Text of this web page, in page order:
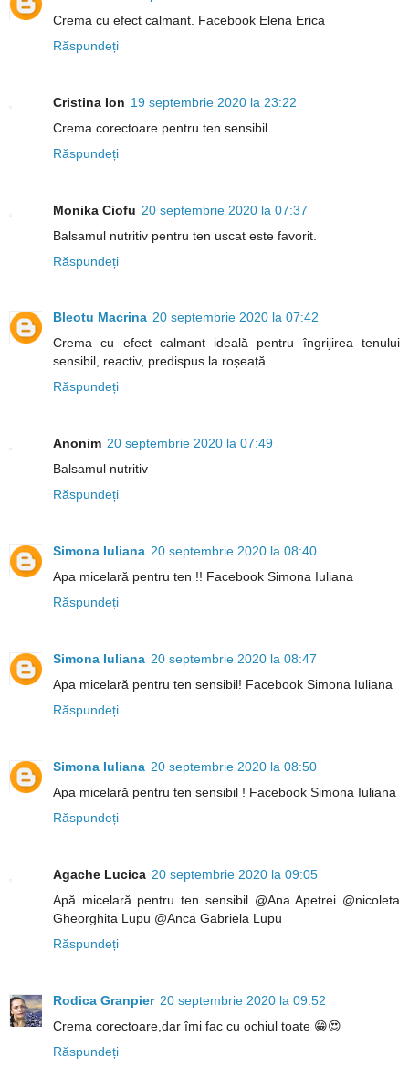
Crema cu efect calmant. Facebook Elena Erica
Răspundeți
Cristina Ion 19 septembrie 2020 la 23:22
Crema corectoare pentru ten sensibil
Răspundeți
Monika Ciofu 20 septembrie 2020 la 07:37
Balsamul nutritiv pentru ten uscat este favorit.
Răspundeți
Bleotu Macrina 20 septembrie 2020 la 07:42
Crema cu efect calmant ideală pentru îngrijirea tenului
sensibil, reactiv, predispus la roșeață.
Răspundeți
Anonim 20 septembrie 2020 la 07:49
Balsamul nutritiv
Răspundeți
Simona Iuliana 20 septembrie 2020 la 08:40
Apa micelară pentru ten !! Facebook Simona Iuliana
Răspundeți
Simona Iuliana 20 septembrie 2020 la 08:47
Apa micelară pentru ten sensibil! Facebook Simona Iuliana
Răspundeți
Simona Iuliana 20 septembrie 2020 la 08:50
Apa micelară pentru ten sensibil ! Facebook Simona Iuliana
Răspundeți
Agache Lucica 20 septembrie 2020 la 09:05
Apă micelară pentru ten sensibil @Ana Apetrei @nicoleta
Gheorghita Lupu @Anca Gabriela Lupu
Răspundeți
Rodica Granpier 20 septembrie 2020 la 09:52
Crema corectoare,dar îmi fac cu ochiul toate 😁😍
Răspundeți